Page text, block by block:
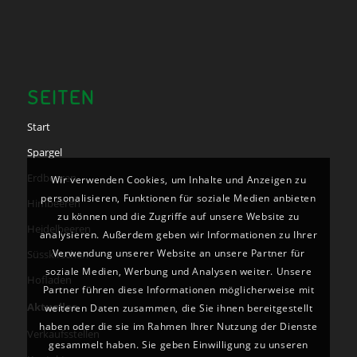
SEITEN
Start
Spargel
Erdbeeren
Himbeeren
Heidelbeeren
Süsskirschen
Hofladen
Aktuelles
Verkaufsstellen
Wir verwenden Cookies, um Inhalte und Anzeigen zu
personalisieren, Funktionen für soziale Medien anbieten
zu können und die Zugriffe auf unsere Website zu
analysieren. Außerdem geben wir Informationen zu Ihrer
Verwendung unserer Website an unsere Partner für
soziale Medien, Werbung und Analysen weiter. Unsere
Partner führen diese Informationen möglicherweise mit
weiteren Daten zusammen, die Sie ihnen bereitgestellt
haben oder die sie im Rahmen Ihrer Nutzung der Dienste
gesammelt haben. Sie geben Einwilligung zu unseren